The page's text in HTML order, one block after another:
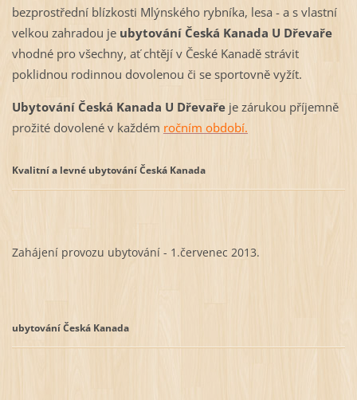
bezprostřední blízkosti Mlýnského rybníka, lesa - a s vlastní
velkou zahradou je ubytování Česká Kanada U Dřevaře
vhodné pro všechny, ať chtějí v České Kanadě strávit
poklidnou rodinnou dovolenou či se sportovně vyžít.
Ubytování Česká Kanada U Dřevaře je zárukou příjemně
prožité dovolené v každém ročním období.
Kvalitní a levné ubytování Česká Kanada
Zahájení provozu ubytování - 1.červenec 2013.
ubytováníČeská Kanada